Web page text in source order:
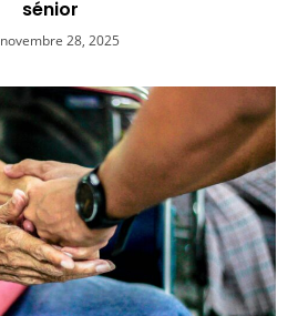
sénior
novembre 28, 2025